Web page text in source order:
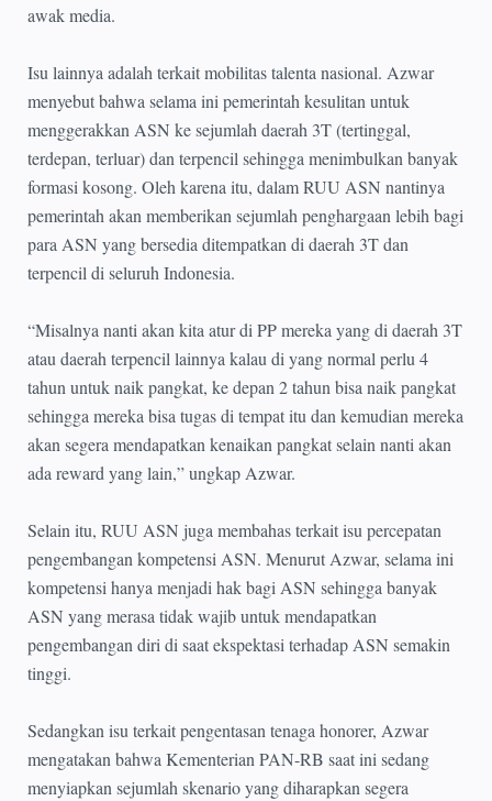
awak media.
Isu lainnya adalah terkait mobilitas talenta nasional. Azwar
menyebut bahwa selama ini pemerintah kesulitan untuk
menggerakkan ASN ke sejumlah daerah 3T (tertinggal,
terdepan, terluar) dan terpencil sehingga menimbulkan banyak
formasi kosong. Oleh karena itu, dalam RUU ASN nantinya
pemerintah akan memberikan sejumlah penghargaan lebih bagi
para ASN yang bersedia ditempatkan di daerah 3T dan
terpencil di seluruh Indonesia.
“Misalnya nanti akan kita atur di PP mereka yang di daerah 3T
atau daerah terpencil lainnya kalau di yang normal perlu 4
tahun untuk naik pangkat, ke depan 2 tahun bisa naik pangkat
sehingga mereka bisa tugas di tempat itu dan kemudian mereka
akan segera mendapatkan kenaikan pangkat selain nanti akan
ada reward yang lain,” ungkap Azwar.
Selain itu, RUU ASN juga membahas terkait isu percepatan
pengembangan kompetensi ASN. Menurut Azwar, selama ini
kompetensi hanya menjadi hak bagi ASN sehingga banyak
ASN yang merasa tidak wajib untuk mendapatkan
pengembangan diri di saat ekspektasi terhadap ASN semakin
tinggi.
Sedangkan isu terkait pengentasan tenaga honorer, Azwar
mengatakan bahwa Kementerian PAN-RB saat ini sedang
menyiapkan sejumlah skenario yang diharapkan segera